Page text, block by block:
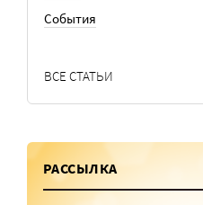
События
ВСЕ СТАТЬИ
РАССЫЛКА